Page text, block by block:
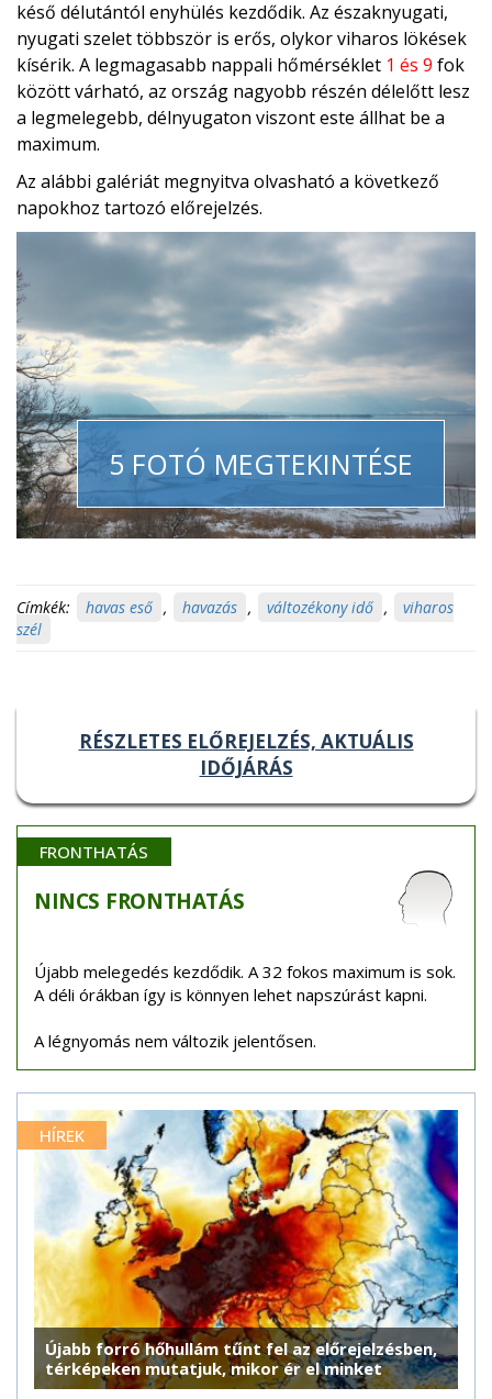
késő délutántól enyhülés kezdődik. Az északnyugati,
nyugati szelet többször is erős, olykor viharos lökések
kísérik. A legmagasabb nappali hőmérséklet 1 és 9 fok
között várható, az ország nagyobb részén délelőtt lesz
a legmelegebb, délnyugaton viszont este állhat be a
maximum.
Az alábbi galériát megnyitva olvasható a következő
napokhoz tartozó előrejelzés.
5 FOTÓ MEGTEKINTÉSE
Címkék: havas eső , havazás , változékony idő ,
viharos
szél
RÉSZLETES ELŐREJELZÉS, AKTUÁLIS
IDŐJÁRÁS
FRONTHATÁS
NINCS FRONTHATÁS
Újabb melegedés kezdődik. A 32 fokos maximum is sok.
A déli órákban így is könnyen lehet napszúrást kapni.
A légnyomás nem változik jelentősen.
HÍREK
Újabb forró hőhullám tűnt fel az előrejelzésben,
térképeken mutatjuk, mikor ér el minket